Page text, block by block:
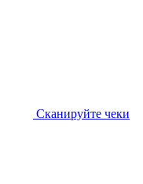
Сканируйте чеки